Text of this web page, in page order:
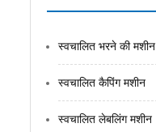
स्वचालित भरने की मशीन
स्वचालित कैपिंग मशीन
स्वचालित लेबलिंग मशीन